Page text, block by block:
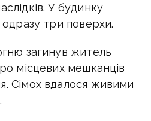
У будинку
одразу три поверхи.
загинув житель
місцевих мешканців
Сімох вдалося живими